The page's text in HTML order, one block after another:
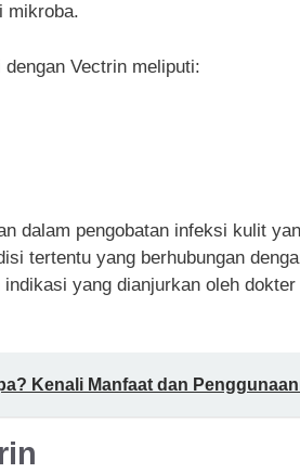
mikroba.
Vectrin meliputi:
dalam pengobatan infeksi kulit
tertentu yang berhubungan
yang dianjurkan oleh
Kenali Manfaat dan